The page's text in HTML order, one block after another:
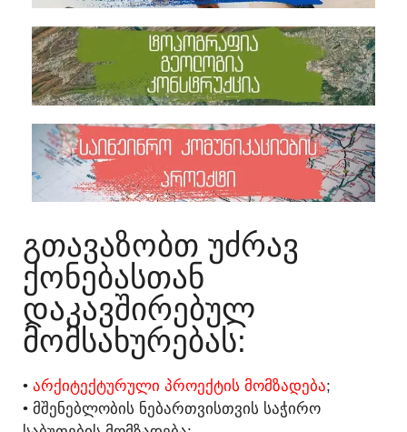
ᲒᲗᲐᲕᲐᲖᲝᲑᲗ ᲣᲫᲠᲐᲕ
ᲥᲝᲜᲔᲑᲐᲡᲗᲐᲜ
ᲓᲐᲙᲐᲕᲨᲘᲠᲔᲑᲣᲚ
ᲛᲝᲛᲡᲐᲮᲣᲠᲔᲑᲐᲡ:​
• ᲐᲠᲥᲘᲢᲔᲥᲢᲣᲠᲣᲚᲘ ᲞᲠᲝᲔᲥᲢᲘᲡ ᲛᲝᲛᲖᲐᲓᲔᲑᲐ;
• ᲛᲨᲔᲜᲔᲑᲚᲝᲑᲘᲡ ᲜᲔᲑᲐᲠᲗᲕᲘᲡᲗᲕᲘᲡ ᲡᲐᲭᲘᲠᲝ